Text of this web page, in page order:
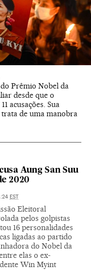
Prêmio Nobel da
desde que o
acusações. Sua
trata de uma manobra
Aung San Suu
2020
EST
Eleitoral
pelos golpistas
16 personalidades
ligadas ao partido
do Nobel da
elas o ex-
Win Myint